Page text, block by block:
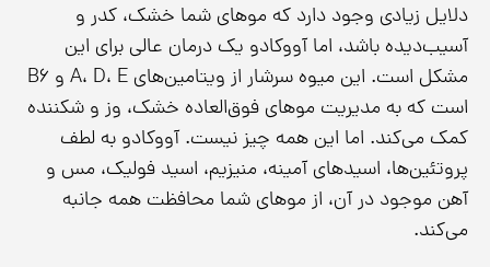
دلایل زیادی وجود دارد که موهای شما خشک، کدر و
آسیب‌دیده باشد، اما آووکادو یک درمان عالی برای این
مشکل است. این میوه سرشار از ویتامین‌های A، D، E و B6
است که به مدیریت موهای فوق‌العاده خشک، وز و شکننده
کمک می‌کند. اما این همه چیز نیست. آووکادو به لطف
پروتئین‌ها، اسیدهای آمینه، منیزیم، اسید فولیک، مس و
آهن موجود در آن، از موهای شما محافظت همه جانبه
می‌کند.